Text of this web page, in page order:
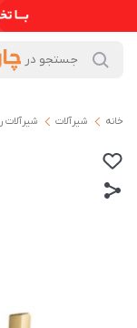
خانه شیرآلات شیرآلات